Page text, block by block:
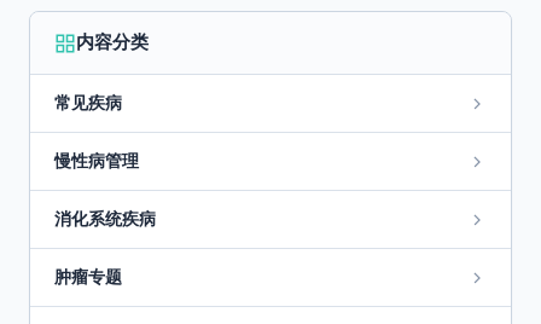
内容分类
常见疾病
慢性病管理
消化系统疾病
肿瘤专题